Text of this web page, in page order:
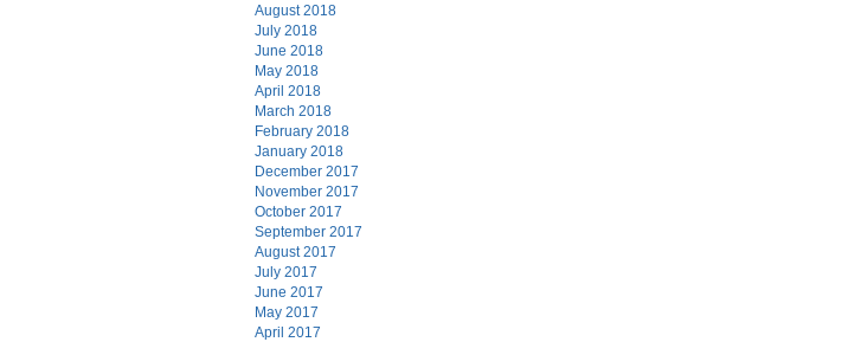
August 2018
July 2018
June 2018
May 2018
April 2018
March 2018
February 2018
January 2018
December 2017
November 2017
October 2017
September 2017
August 2017
July 2017
June 2017
May 2017
April 2017